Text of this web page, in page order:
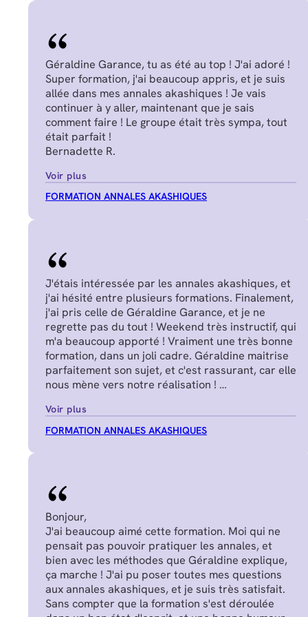
Géraldine Garance, tu as été au top ! J'ai adoré !
Super formation, j'ai beaucoup appris, et je suis
allée dans mes annales akashiques ! Je vais
continuer à y aller, maintenant que je sais
comment faire ! Le groupe était très sympa, tout
était parfait !
Bernadette R.
Voir plus
FORMATION ANNALES AKASHIQUES
J'étais intéressée par les annales akashiques, et
j'ai hésité entre plusieurs formations. Finalement,
j'ai pris celle de Géraldine Garance, et je ne
regrette pas du tout ! Weekend très instructif, qui
m'a beaucoup apporté ! Vraiment une très bonne
formation, dans un joli cadre. Géraldine maitrise
parfaitement son sujet, et c'est rassurant, car elle
nous mène vers notre réalisation !
Voir plus
FORMATION ANNALES AKASHIQUES
Bonjour,
J'ai beaucoup aimé cette formation. Moi qui ne
pensait pas pouvoir pratiquer les annales, et
bien avec les méthodes que Géraldine explique,
ça marche ! J'ai pu poser toutes mes questions
aux annales akashiques, et je suis très satisfait.
Sans compter que la formation s'est déroulée